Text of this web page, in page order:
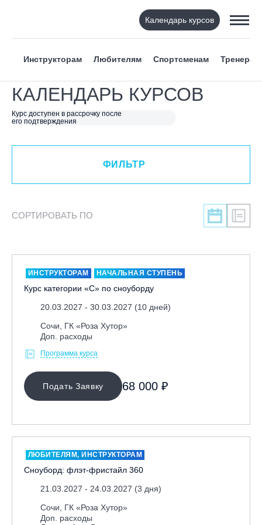
Календарь курсов
Инструкторам Любителям Спортсменам Тренерам
КАЛЕНДАРЬ КУРСОВ
Курс доступен в рассрочку после
его подтверждения
ФИЛЬТР
ВИД СПОРТА
Я ХОЧУ
КАТЕГОРИЯ
ЛЕКТОР
МЕСТО ПРОВЕДЕНИЯ
Байкальск, ГЛЦ «Гора Соболиная»
Вологодская обл., ГЛК "Ципина гора"
Грузия, ГК «Гудаури»
Дистанционно
Ижевск, КАО «Нечкино»
ФИЛЬТР
СОРТИРОВАТЬ ПО
ИНСТРУКТОРАМ НАЧАЛЬНАЯ СТУПЕНЬ
Курс категории «С» по сноуборду
20.03.2027 - 30.03.2027 (10 дней)
Сочи, ГК «Роза Хутор»
Доп. расходы
Программа курса
Подать Заявку 68 000 ₽
ЛЮБИТЕЛЯМ, ИНСТРУКТОРАМ
Сноуборд: флэт-фристайл 360
21.03.2027 - 24.03.2027 (3 дня)
Сочи, ГК «Роза Хутор»
Доп. расходы